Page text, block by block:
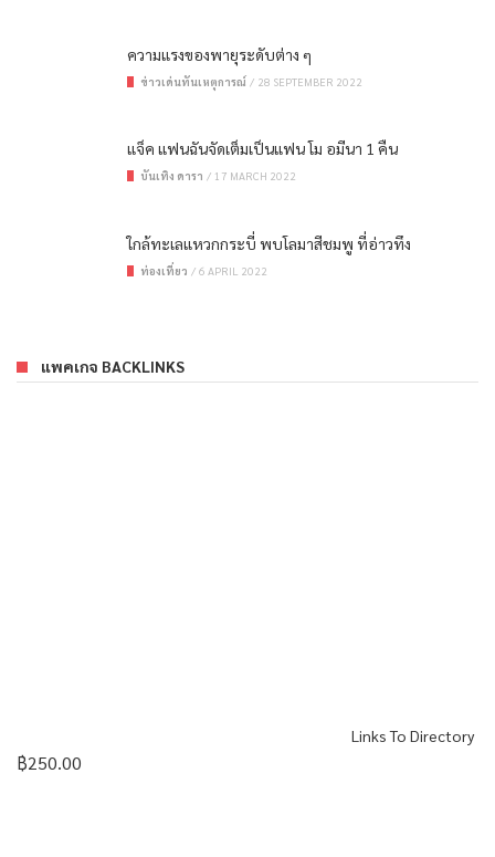
ความแรงของพายุระดับต่าง ๆ
ข่าวเด่นทันเหตุการณ์ / 28 SEPTEMBER 2022
แจ็ค แฟนฉันจัดเต็มเป็นแฟน โม อมีนา 1 คืน
บันเทิง ดารา / 17 MARCH 2022
ใกล้ทะเลแหวกกระบี่ พบโลมาสีชมพู ที่อ่าวทึง
ท่องเที่ยว / 6 APRIL 2022
แพคเกจ BACKLINKS
Links To Directory
฿250.00